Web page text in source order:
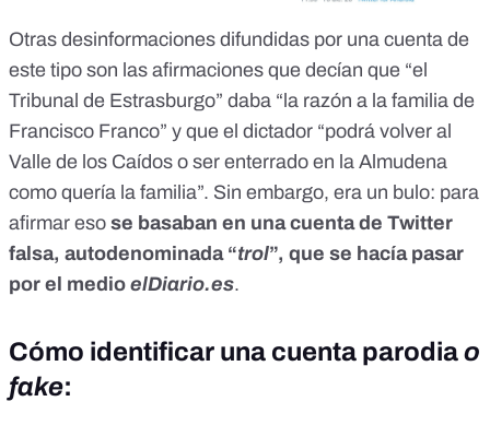
Otras desinformaciones difundidas por una cuenta de
este tipo son las afirmaciones que decían que “el
Tribunal de Estrasburgo” daba “la razón a la familia de
Francisco Franco” y que el dictador “podrá volver al
Valle de los Caídos o ser enterrado en la Almudena
como quería la familia”. Sin embargo, era un bulo: para
afirmar eso se basaban en una cuenta de Twitter
falsa, autodenominada “trol”, que se hacía pasar
por el medio elDiario.es.
Cómo identificar una cuenta parodiao
fake: